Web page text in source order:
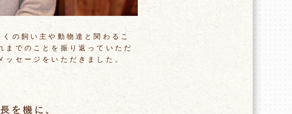
の飼い主や動物達と関わるこ
までのことを振り返っていただ
セージをいただきました。